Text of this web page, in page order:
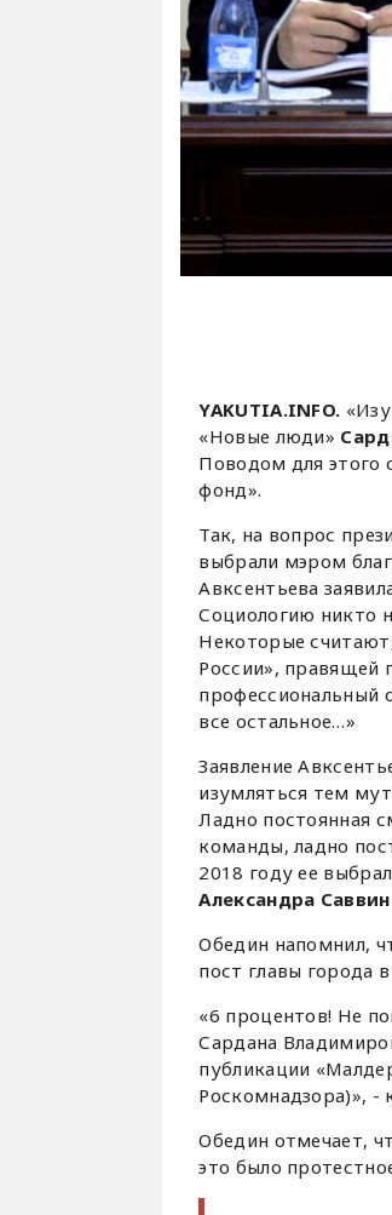
YAKUTIA.INFO.
«Новые люди»
Поводом для этого
фонд».
Так, на вопрос
выбрали мэром
Авксентьева
Социологию никто
Некоторые
России», правящей
профессиональный
все остальное…»
Заявление
изумляться тем
Ладно постоянная
команды, ладно
2018 году ее
Александра
Обедин напомнил,
пост главы города
«6 процентов! Не
Сардана
публикации
Роскомнадзора)», -
Обедин отмечает,
это было